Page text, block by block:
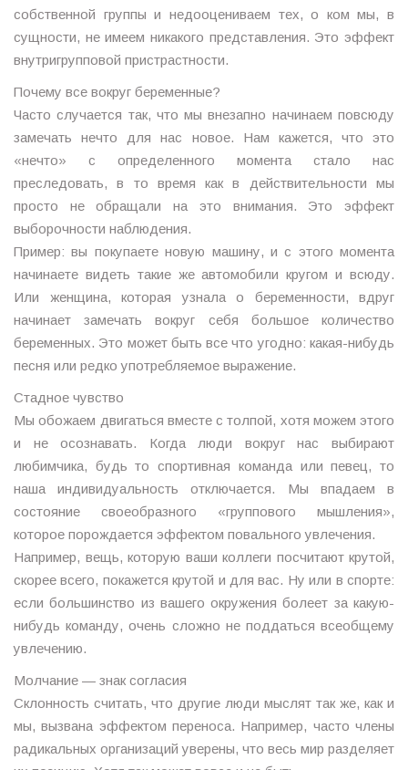
собственной группы и недооцениваем тех, о ком мы, в
сущности, не имеем никакого представления. Это эффект
внутригрупповой пристрастности.
Почему все вокруг беременные?
Часто случается так, что мы внезапно начинаем повсюду
замечать нечто для нас новое. Нам кажется, что это
«нечто» с определенного момента стало нас
преследовать, в то время как в действительности мы
просто не обращали на это внимания. Это эффект
выборочности наблюдения.
Пример: вы покупаете новую машину, и с этого момента
начинаете видеть такие же автомобили кругом и всюду.
Или женщина, которая узнала о беременности, вдруг
начинает замечать вокруг себя большое количество
беременных. Это может быть все что угодно: какая-нибудь
песня или редко употребляемое выражение.
Стадное чувство
Мы обожаем двигаться вместе с толпой, хотя можем этого
и не осознавать. Когда люди вокруг нас выбирают
любимчика, будь то спортивная команда или певец, то
наша индивидуальность отключается. Мы впадаем в
состояние своеобразного «группового мышления»,
которое порождается эффектом повального увлечения.
Например, вещь, которую ваши коллеги посчитают крутой,
скорее всего, покажется крутой и для вас. Ну или в спорте:
если большинство из вашего окружения болеет за какую-
нибудь команду, очень сложно не поддаться всеобщему
увлечению.
Молчание — знак согласия
Склонность считать, что другие люди мыслят так же, как и
мы, вызвана эффектом переноса. Например, часто члены
радикальных организаций уверены, что весь мир разделяет